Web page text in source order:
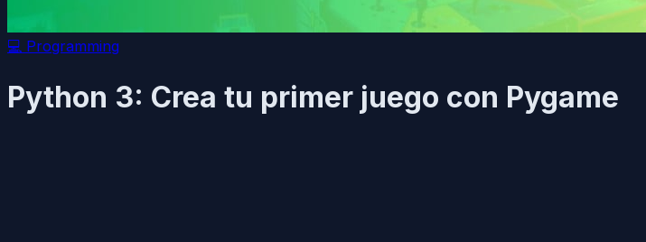
💻 Programming
Python 3: Crea tu primer juego con Pygame